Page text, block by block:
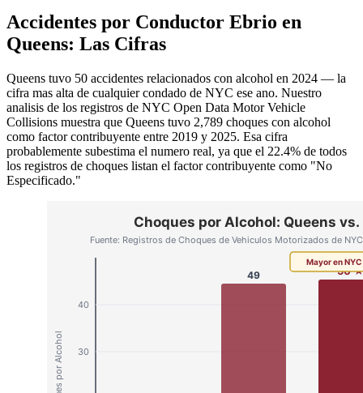
Accidentes por Conductor Ebrio en
Queens: Las Cifras
Queens tuvo 50 accidentes relacionados con alcohol en 2024 — la
cifra mas alta de cualquier condado de NYC ese ano. Nuestro
analisis de los registros de NYC Open Data Motor Vehicle
Collisions muestra que Queens tuvo 2,789 choques con alcohol
como factor contribuyente entre 2019 y 2025. Esa cifra
probablemente subestima el numero real, ya que el 22.4% de todos
los registros de choques listan el factor contribuyente como "No
Especificado."